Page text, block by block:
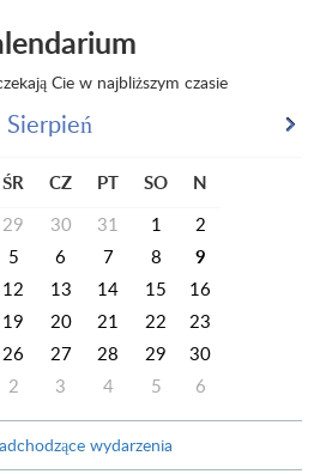
Cie w najbliższym czasie
Sierpień
ŚR CZ PT SO N
29 30 31 1
2
5 6 7 8 9
12 13 14 15
16
19 20 21 22
23
26 27 28 29
30
2 3 4 5 6
wydarzenia